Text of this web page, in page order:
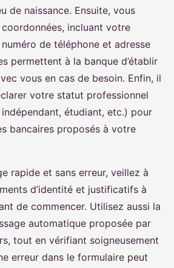
de naissance. Ensuite, vous
incluant votre
de téléphone et adresse
permettent à la banque d’établir
vous en cas de besoin. Enfin, il
votre statut professionnel
étudiant, etc.) pour
bancaires proposés à votre
rapide et sans erreur, veillez à
d’identité et justificatifs à
de commencer. Utilisez aussi la
automatique proposée par
tout en vérifiant soigneusement
erreur dans le formulaire peut